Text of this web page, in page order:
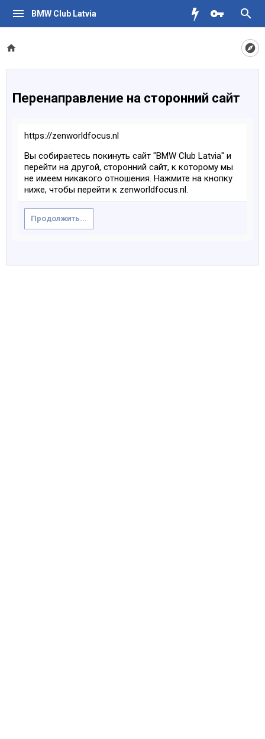
BMW Club Latvia
Перенаправление на сторонний сайт
https://zenworldfocus.nl
Вы собираетесь покинуть сайт "BMW Club Latvia" и
перейти на другой, сторонний сайт, к которому мы
не имеем никакого отношения. Нажмите на кнопку
ниже, чтобы перейти к zenworldfocus.nl.
Продолжить...